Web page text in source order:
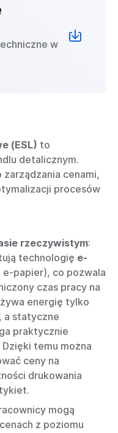
w
(ESL) to
detalicznym.
cenami,
procesów
rzeczywistym:
technologię e-
e-papier), co pozwala
czas pracy na
energię tylko
a statyczne
praktycznie
temu można
ceny na
drukowania
mogą
z poziomu